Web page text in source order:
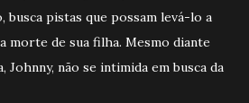
busca pistas que possam levá-lo a
morte de sua filha. Mesmo diante
não se intimida em busca da